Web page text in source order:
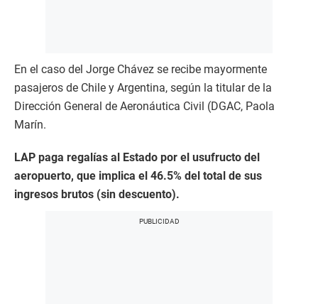
En el caso del Jorge Chávez se recibe mayormente
pasajeros de Chile y Argentina, según la titular de la
Dirección General de Aeronáutica Civil (DGAC, Paola
Marín.
LAP paga regalías al Estado por el usufructo del
aeropuerto, que implica el 46.5% del total de sus
ingresos brutos (sin descuento).